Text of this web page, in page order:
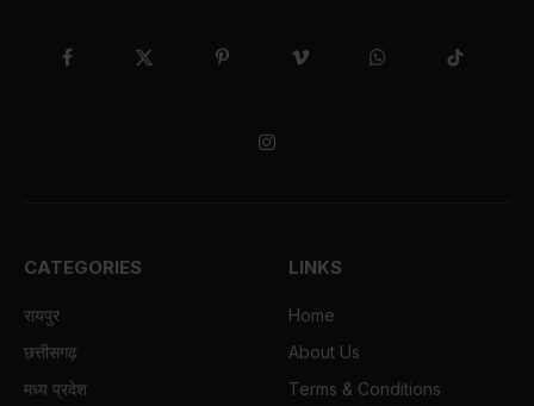
FacebookX
Pinterest Vimeo WhatsAppTikTok
Instagram
CATEGORIES
रायपुर
छत्तीसगढ़
मध्य प्रदेश
LINKS
Home
About Us
Terms & Conditions